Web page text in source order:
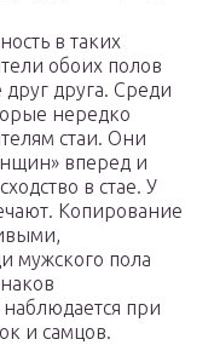
в таких
обоих полов
друга. Среди
нередко
стаи. Они
вперед и
в стае. У
Копирование
мужского пола
наблюдается при
и самцов.